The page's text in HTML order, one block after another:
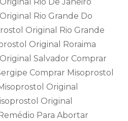
Rio Grande Do
Original Rio Grande
Original Roraima
Salvador Comprar
Comprar Misoprostol
Original
Original
Para Abortar